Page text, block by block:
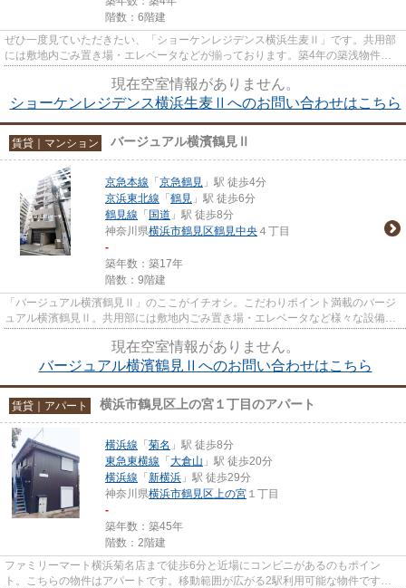
階数：6階建
ぜひ一度見ていただきたい、「ショーケンレジデンス横浜生麦Ⅱ」です。共用部
には敷地内ごみ置き場・エレベータなどが揃っております。築4年の築浅物件。
現在空室情報がありません。
ショーケンレジデンス横浜生麦Ⅱへのお問い合わせはこちら
賃貸｜マンション バージュアル横濱鶴見Ⅱ
京急本線 「 京急鶴見 」駅 徒歩4分
京浜東北線 「 鶴見 」駅 徒歩6分
鶴見線 「 国道 」駅 徒歩8分
神奈川県横浜市鶴見区鶴見中央 ４丁目
-
築年数：築17年
階数：9階建
「バージュアル横濱鶴見Ⅱ」のここがイチオシ。こだわりポイント満載のバージ
ュアル横濱鶴見Ⅱ。共用部には敷地内ごみ置き場・エレベータなど様々な設備や
現在空室情報がありません。
バージュアル横濱鶴見Ⅱへのお問い合わせはこちら
賃貸｜アパート 横浜市鶴見区上の宮１丁目のアパート
横浜線 「 菊名 」駅 徒歩8分
東急東横線 「 大倉山 」駅 徒歩20分
横浜線 「 新横浜 」駅 徒歩29分
神奈川県横浜市鶴見区上の宮 １丁目
-
築年数：築45年
階数：2階建
ファミリーマート横浜菊名店まで徒歩6分と近場にコンビニがあるのもポイン
ト。こちらの物件はアパートです。移動範囲が広がる2駅利用可能な物件です。